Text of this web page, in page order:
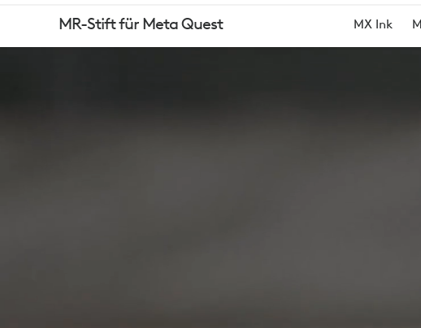
MR-MR-Stift für Meta Quest MX Ink